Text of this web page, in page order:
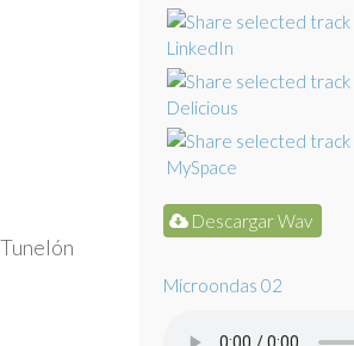
Descargar Wav
Microondas 02